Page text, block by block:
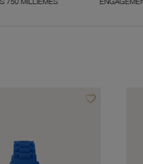
favorite_borderAjouter à vos favoris